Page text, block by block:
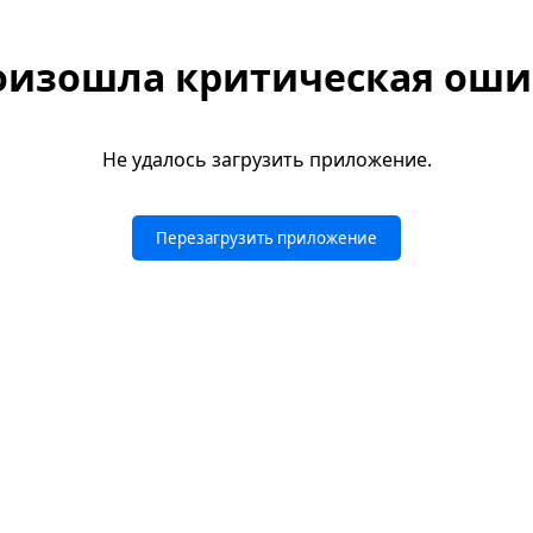
критическая
Не удалось загрузить приложение.
Перезагрузить приложение